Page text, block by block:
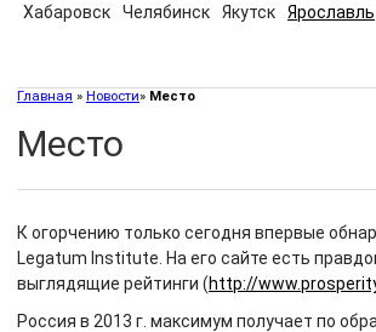
Хабаровск
Челябинск Якутск Ярославль
Главная » Новости» Место
Место
К огорчению только сегодня впервые
Legatum Institute. На его сайте есть
выглядящие рейтинги (http://
Россия в 2013 г. максимум получает по